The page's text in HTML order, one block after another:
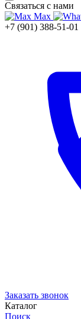
Связаться с нами
Max
+7 (901) 388-51-01
Заказать звонок
Каталог
Поиск